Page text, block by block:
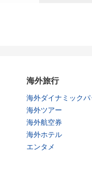
海外旅行
海外ダイナミックパ
海外ツアー
海外航空券
海外ホテル
エンタメ